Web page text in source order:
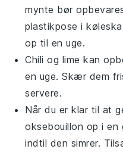
mynte bør
plastikpose i
op til en uge.
Chili og lime kan
en uge. Skær dem
servere.
Når du er klar til at
oksebouillon op i en
indtil den simrer.